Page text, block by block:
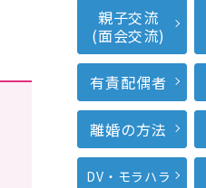
親子交流
(面会交流)
有責配偶者
離婚の方法
DV・モラハラ